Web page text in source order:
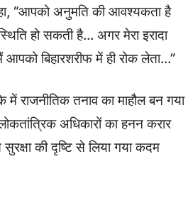
“आपको अनुमति की आवश्यकता है
हो सकती है… अगर मेरा इरादा
बिहारशरीफ में ही रोक लेता…”
राजनीतिक तनाव का माहौल बन गया
अधिकारों का हनन करार
की दृष्टि से लिया गया कदम